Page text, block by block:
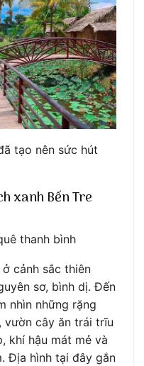
tạo nên sức hút
xanh Bến Tre
thanh bình
ở cảnh sắc thiên
sơ, bình dị. Đến
nhìn những rặng
vườn cây ăn trái trĩu
khí hậu mát mẻ và
Địa hình tại đây gắn